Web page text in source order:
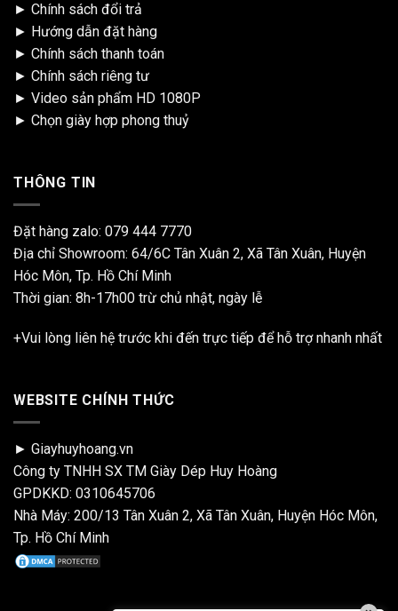
► Chính sách đổi trả
► Hướng dẫn đặt hàng
► Chính sách thanh toán
► Chính sách riêng tư
► Video sản phẩm HD 1080P
► Chọn giày hợp phong thuỷ
THÔNG TIN
Đặt hàng zalo: 079 444 7770
Địa chỉ Showroom: 64/6C Tân Xuân 2, Xã Tân Xuân, Huyện
Hóc Môn, Tp. Hồ Chí Minh
Thời gian: 8h-17h00 trừ chủ nhật, ngày lễ
+Vui lòng liên hệ trước khi đến trực tiếp để hỗ trợ nhanh nhất
WEBSITE CHÍNH THỨC
► Giayhuyhoang.vn
Công ty TNHH SX TM Giày Dép Huy Hoàng
GPDKKD: 0310645706
Nhà Máy: 200/13 Tân Xuân 2, Xã Tân Xuân, Huyện Hóc Môn,
Tp. Hồ Chí Minh